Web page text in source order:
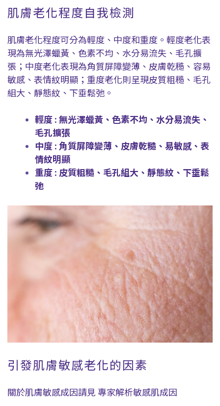
肌膚老化程度自我檢測
肌膚老化程度可分為輕度、中度和重度。輕度老化表
現為無光澤蠟黃、色素不均、水分易流失、毛孔擴
張；中度老化表現為角質屏障變薄、皮膚乾糙、容易
敏感、表情紋明顯；重度老化則呈現皮質粗糙、毛孔
組大、靜態紋、下垂鬆弛。
輕度 : 無光澤蠟黃、色素不均、水分易流失、
毛孔擴張
中度 : 角質屏障變薄、皮膚乾糙、易敏感、表
情紋明顯
重度 : 皮質粗糙、毛孔組大、靜態紋、下垂鬆
弛
引發肌膚敏感老化的因素
關於肌膚敏感成因請見 專家解析敏感肌成因